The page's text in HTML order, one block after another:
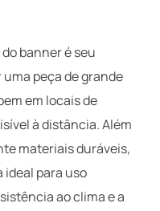
banner é seu
peça de grande
em locais de
à distância. Além
materiais duráveis,
ideal para uso
ao clima e a